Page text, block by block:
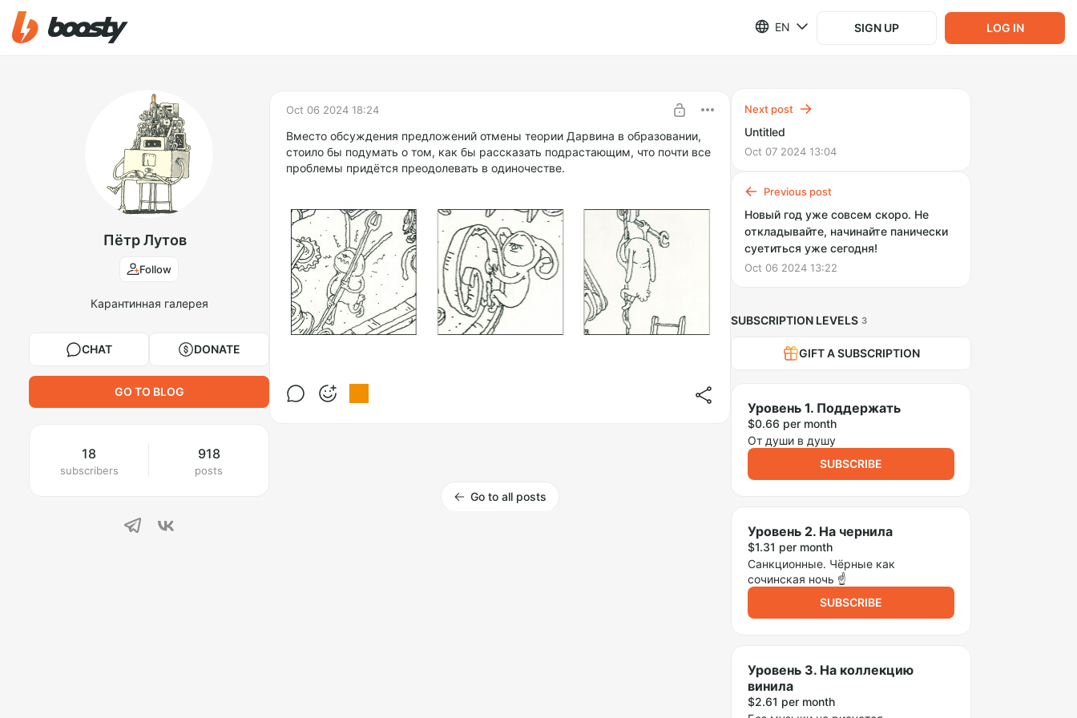
EN SIGN UP LOG IN
Пётр Лутов
Follow
Карантинная галерея
CHAT DONATE
GO TO BLOG
18
subscribers
918
posts
Oct 06 2024 18:24
Вместо обсуждения предложений отмены теории Дарвина в образовании,
стоило бы подумать о том, как бы рассказать подрастающим, что почти все
проблемы придётся преодолевать в одиночестве.
Go to all posts
Next post
Untitled
Oct 07 2024 13:04
Previous post
Новый год уже совсем скоро. Не
откладывайте, начинайте панически
суетиться уже сегодня!
Oct 06 2024 13:22
SUBSCRIPTION LEVELS 3
GIFT A SUBSCRIPTION
Уровень 1. Поддержать
$0.66 per month
От души в душу
SUBSCRIBE
Уровень 2. На чернила
$1.31 per month
Санкционные. Чёрные как
сочинская ночь ☝️
SUBSCRIBE
Уровень 3. На коллекцию
винила
$2.61 per month